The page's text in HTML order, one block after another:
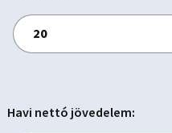
Havi nettó jövedelem: